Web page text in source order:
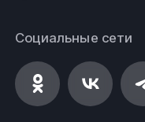
Социальные сети